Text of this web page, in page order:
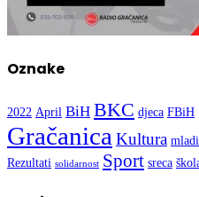
Oznake
GračanicaKultura mladi
Rezultati solidarnost Sport škola
Prati nas